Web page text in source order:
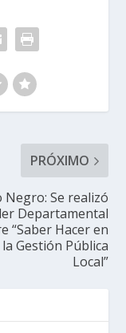
PRÓXIMO
Negro: Se realizó
Departamental
“Saber Hacer en
la Gestión Pública
Local”